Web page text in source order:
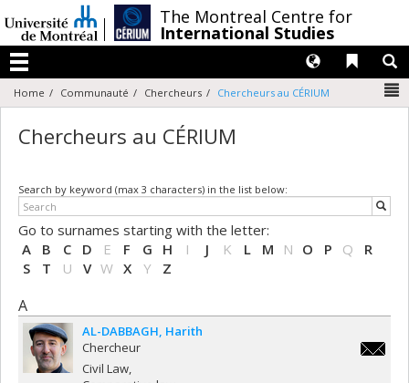
au
contenu
The Montreal Centre for
International Studies
Menu
Liens
Langues
Home Communauté Chercheurs Chercheurs au CÉRIUM
Chercheurs au CÉRIUM
Search by keyword (max 3 characters) in the list below:
Go to surnames starting with the letter:
A
B C D E F G H I J K L M N O P Q
R
S
T U V W X Y Z
A
AL-DABBAGH Harith
Chercheur
Civil Law